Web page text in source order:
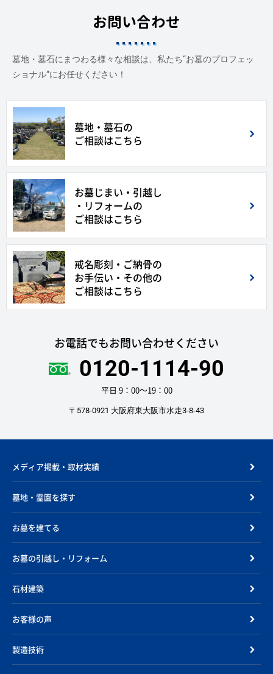
お問い合わせ
墓地・墓石にまつわる様々な相談は、私たち“お墓のプロフェッ
ショナル”にお任せください！
墓地・墓石の
ご相談はこちら
お墓じまい・引越し
・リフォームの
ご相談はこちら
戒名彫刻・ご納骨の
お手伝い・その他の
ご相談はこちら
お電話でもお問い合わせください
0120-1114-90
平日 9：00〜19：00
〒578-0921 大阪府東大阪市水走3-8-43
メディア掲載・取材実績
墓地・霊園を探す
お墓を建てる
お墓の引越し・リフォーム
石材建築
お客様の声
製造技術